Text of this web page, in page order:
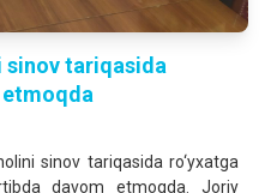
sinov tariqasida
etmoqda
sinov tariqasida ro‘yxatga
davom etmoqda. Joriy